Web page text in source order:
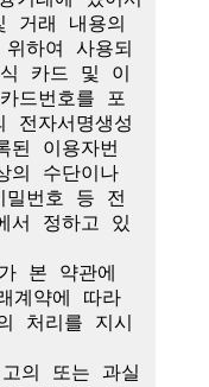
거래 내용의
하여 사용되
카드 및 이
드번호를 포
전자서명생성
이용자번
의 수단이나
밀번호 등 전
서 정하고 있
본 약관에
계약에 따라
처리를 지시
의 또는 과실